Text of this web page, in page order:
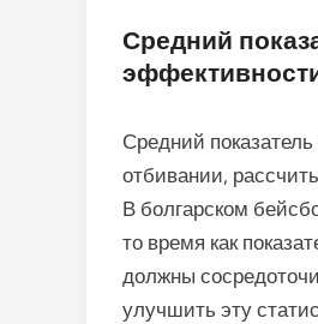
Средний
Средний
отбивании,
В болгарском
то время как
должны
улучшить эту